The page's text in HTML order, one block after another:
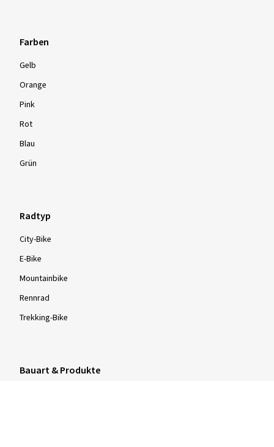
Farben
Gelb
Orange
Pink
Rot
Blau
Grün
Radtyp
City-Bike
E-Bike
Mountainbike
Rennrad
Trekking-Bike
Bauart & Produkte